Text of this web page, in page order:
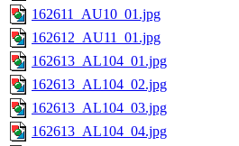
162611_AU10_01.jpg
162612_AU11_01.jpg
162613_AL104_01.jpg
162613_AL104_02.jpg
162613_AL104_03.jpg
162613_AL104_04.jpg